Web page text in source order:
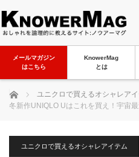
メールマガジン
はこちら
KnowerMag
とは
ホーム ユニクロで買えるオシャレア
冬新作UNIQLO Uはこれを買え！宇宙
ユニクロで買えるオシャレアイテム